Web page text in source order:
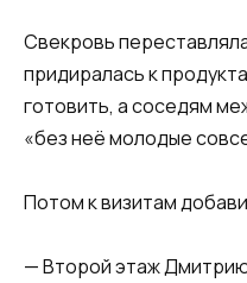
Свекровь
придиралась к
готовить, а соседям
«без неё молодые
Потом к визитам
— Второй этаж